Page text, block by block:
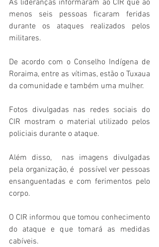
As lideranças informaram ao CIR que ao
menos seis pessoas ficaram feridas
durante os ataques realizados pelos
militares.
De acordo com o Conselho Indígena de
Roraima, entre as vítimas, estão o Tuxaua
da comunidade e também uma mulher.
Fotos divulgadas nas redes sociais do
CIR mostram o material utilizado pelos
policiais durante o ataque.
Além disso,  nas imagens divulgadas
pela organização, é  possível ver pessoas
ensanguentadas e com ferimentos pelo
corpo.
O CIR informou que tomou conhecimento
do ataque e que tomará as medidas
cabíveis.